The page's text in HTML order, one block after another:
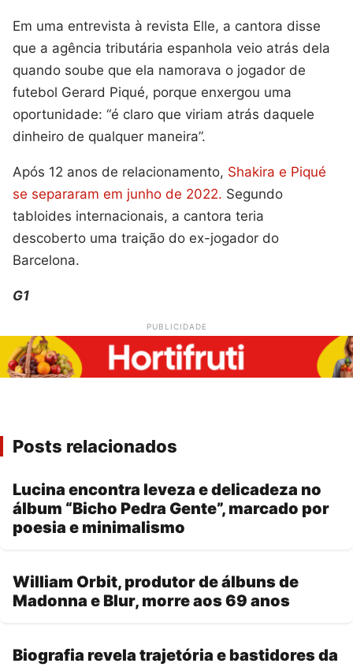
Em uma entrevista à revista Elle, a cantora disse
que a agência tributária espanhola veio atrás dela
quando soube que ela namorava o jogador de
futebol Gerard Piqué, porque enxergou uma
oportunidade: “é claro que viriam atrás daquele
dinheiro de qualquer maneira”.
Após 12 anos de relacionamento, Shakira e Piqué
se separaram em junho de 2022. Segundo
tabloides internacionais, a cantora teria
descoberto uma traição do ex-jogador do
Barcelona.
G1
PUBLICIDADE
Posts relacionados
Lucina encontra leveza e delicadeza no
álbum “Bicho Pedra Gente”, marcado por
poesia e minimalismo
William Orbit, produtor de álbuns de
Madonna e Blur, morre aos 69 anos
Biografia revela trajetória e bastidores da